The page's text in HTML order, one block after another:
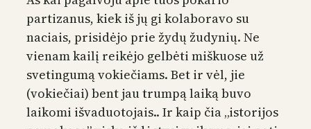
partizanus, kiek iš jų gi kolaboravo su
naciais, prisidėjo prie žydų žudynių. Ne
vienam kailį reikėjo gelbėti miškuose už
svetingumą vokiečiams. Bet ir vėl, jie
(vokiečiai) bent jau trumpą laiką buvo
laikomi išvaduotojais.. Ir kaip čia „istorijos